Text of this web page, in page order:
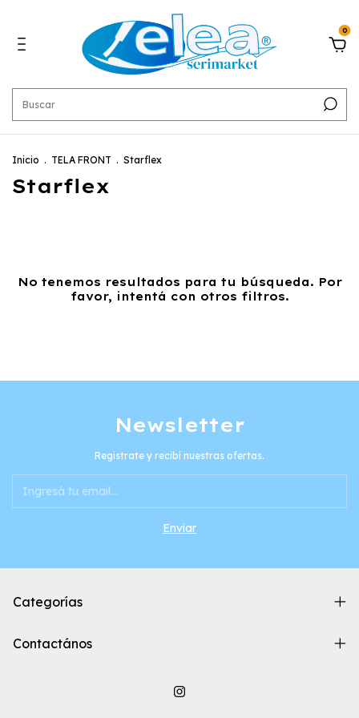
0
Inicio . TELA FRONT . Starflex
Starflex
No tenemos resultados para tu búsqueda. Por
favor, intentá con otros filtros.
Newsletter
Registrate y recibí nuestras ofertas.
Categorías
Contactános